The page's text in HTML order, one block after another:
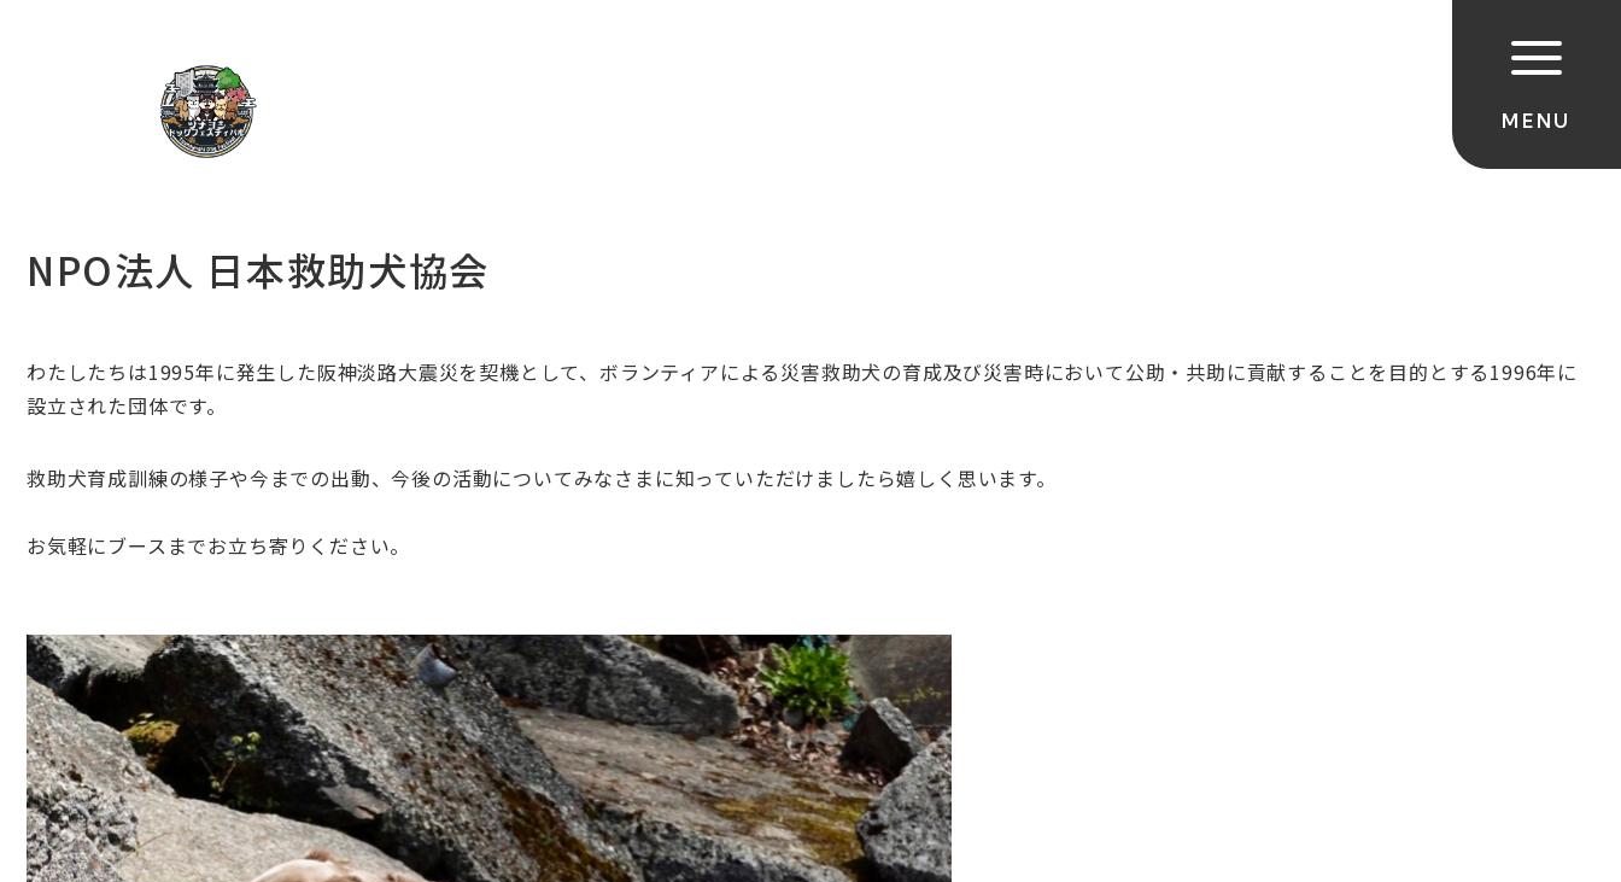
NPO法人 日本救助犬協会
わたしたちは1995年に発生した阪神淡路大震災を契機として、 ボランティアによる災害救助犬の育成及び災害時において公助・共助に貢献することを目的とする1996年に
設立された団体です。
救助犬育成訓練の様子や今までの出動、今後の活動についてみなさま に知っていただけましたら嬉しく思います。
お気軽にブースまでお立ち寄りください。